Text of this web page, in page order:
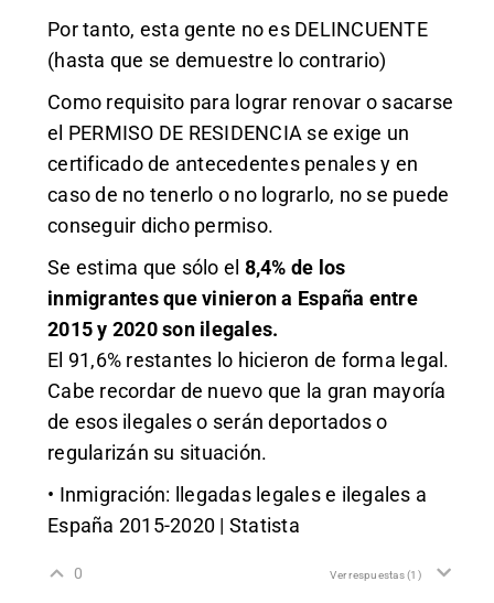
Por tanto, esta gente no es DELINCUENTE
(hasta que se demuestre lo contrario)
Como requisito para lograr renovar o sacarse
el PERMISO DE RESIDENCIA se exige un
certificado de antecedentes penales y en
caso de no tenerlo o no lograrlo, no se puede
conseguir dicho permiso.
Se estima que sólo el 8,4% de los
inmigrantes que vinieron a España entre
2015 y 2020 son ilegales.
El 91,6% restantes lo hicieron de forma legal.
Cabe recordar de nuevo que la gran mayoría
de esos ilegales o serán deportados o
regularizán su situación.
• Inmigración: llegadas legales e ilegales a
España 2015-2020 | Statista
0 Ver respuestas(1)